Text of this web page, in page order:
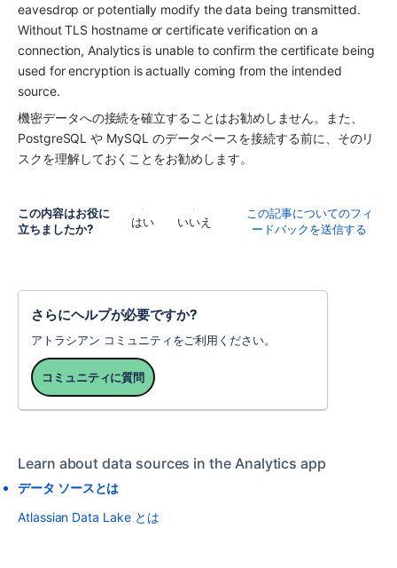
eavesdrop or potentially modify the data being transmitted.
Without TLS hostname or certificate verification on a
connection, Analytics is unable to confirm the certificate being
used for encryption is actually coming from the intended
source.
機密データへの接続を確立することはお勧めしません。また、
PostgreSQL や MySQL のデータベースを接続する前に、そのリ
スクを理解しておくことをお勧めします。
この内容はお役に
立ちましたか?
はい いいえ
この記事についてのフィ
ードバックを送信する
さらにヘルプが必要ですか?
アトラシアン コミュニティをご利用ください。
コミュニティに質問
Learn about data sources in the Analytics app
データ ソースとは
Atlassian Data Lake とは